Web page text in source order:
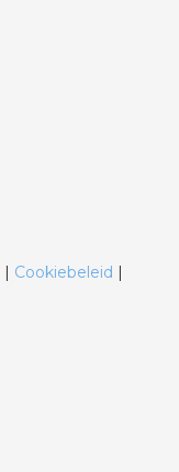
| Cookiebeleid |